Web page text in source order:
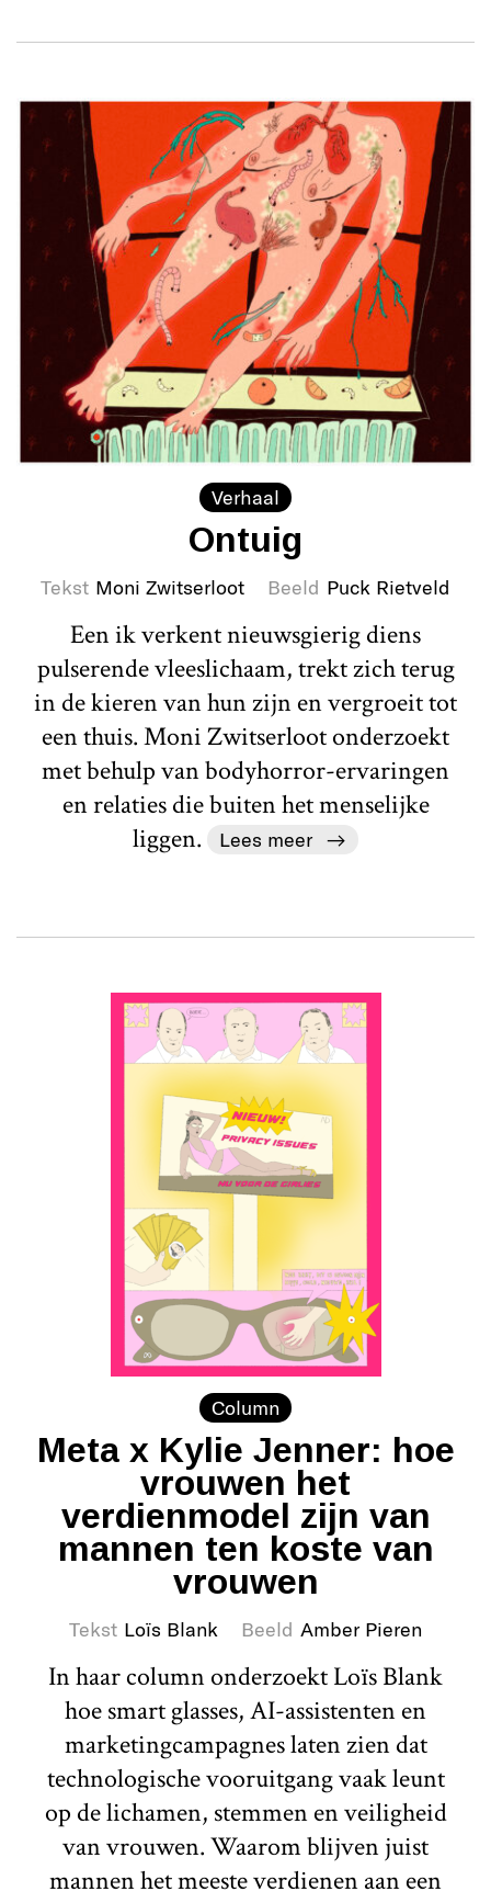
Verhaal
Ontuig
Tekst Moni Zwitserloot Beeld Puck Rietveld
Een ik verkent nieuwsgierig diens
pulserende vleeslichaam, trekt zich terug
in de kieren van hun zijn en vergroeit tot
een thuis. Moni Zwitserloot onderzoekt
met behulp van bodyhorror-ervaringen
en relaties die buiten het menselijke
liggen.
Lees meer
Column
Meta x Kylie Jenner: hoe
vrouwen het
verdienmodel zijn van
mannen ten koste van
vrouwen
Tekst Loïs Blank Beeld Amber Pieren
In haar column onderzoekt Loïs Blank
hoe smart glasses, AI-assistenten en
marketingcampagnes laten zien dat
technologische vooruitgang vaak leunt
op de lichamen, stemmen en veiligheid
van vrouwen. Waarom blijven juist
mannen het meeste verdienen aan een